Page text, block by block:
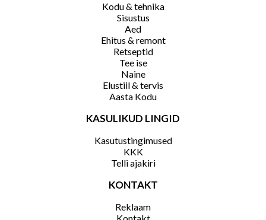
Kodu & tehnika
Sisustus
Aed
Ehitus & remont
Retseptid
Tee ise
Naine
Elustiil & tervis
Aasta Kodu
KASULIKUD LINGID
Kasutustingimused
KKK
Telli ajakiri
KONTAKT
Reklaam